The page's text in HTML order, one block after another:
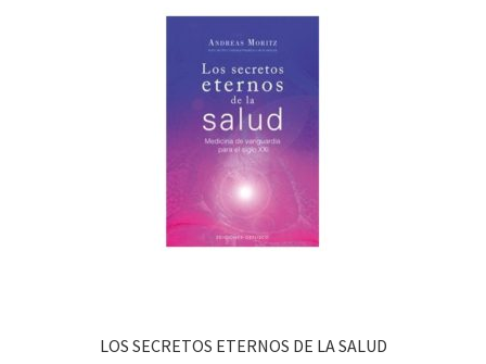
LOS SECRETOS ETERNOS DE LA SALUD